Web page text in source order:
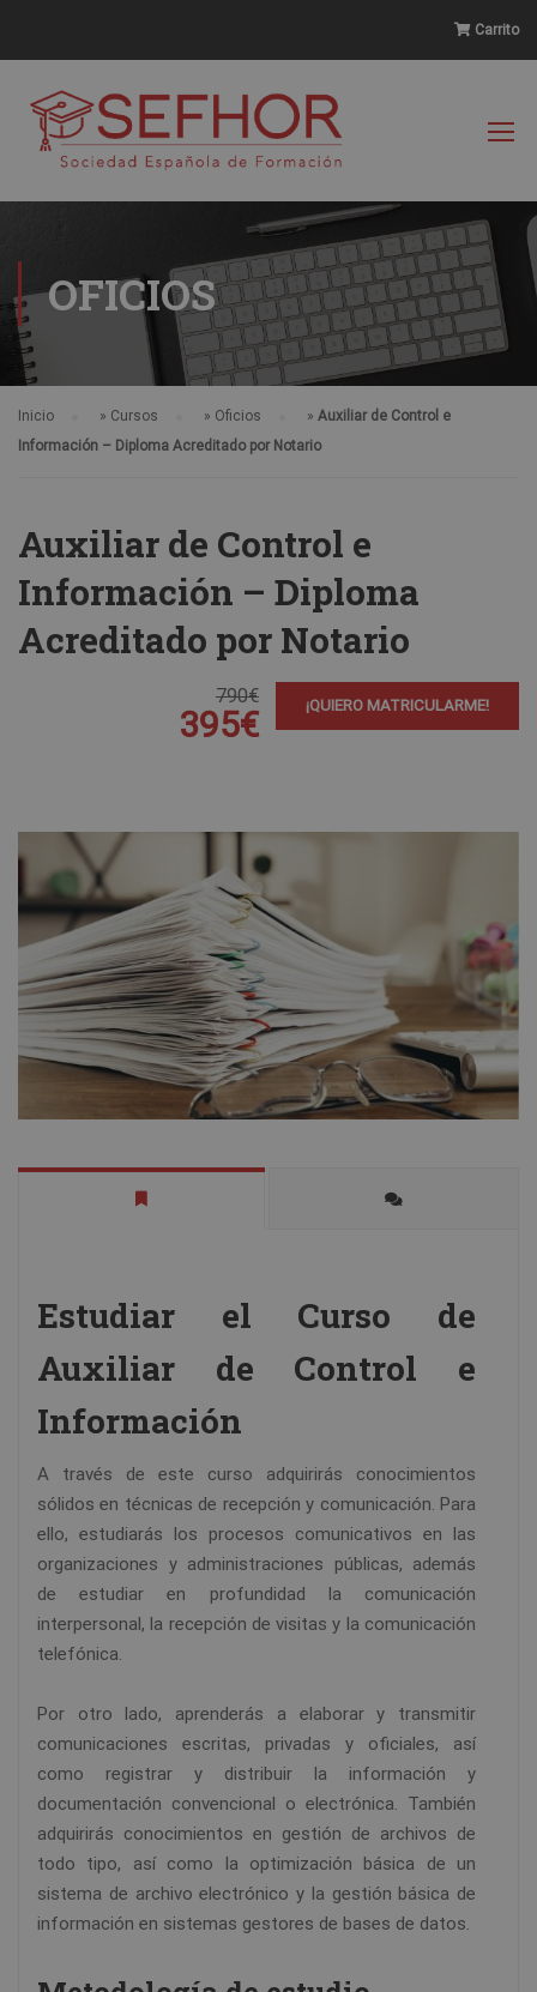
Carrito
OFICIOS
Inicio » Cursos » Oficios » Auxiliar de Control e
Información – Diploma Acreditado por Notario
Auxiliar de Control e
Información – Diploma
Acreditado por Notario
790€
395€ ¡QUIERO MATRICULARME!
Estudiar el Curso de
Auxiliar de Control e
Información
A través de este curso adquirirás conocimientos
sólidos en técnicas de recepción y comunicación. Para
ello, estudiarás los procesos comunicativos en las
organizaciones y administraciones públicas, además
de estudiar en profundidad la comunicación
interpersonal, la recepción de visitas y la comunicación
telefónica.
Por otro lado, aprenderás a elaborar y transmitir
comunicaciones escritas, privadas y oficiales, así
como registrar y distribuir la información y
documentación convencional o electrónica. También
adquirirás conocimientos en gestión de archivos de
todo tipo, así como la optimización básica de un
sistema de archivo electrónico y la gestión básica de
información en sistemas gestores de bases de datos.